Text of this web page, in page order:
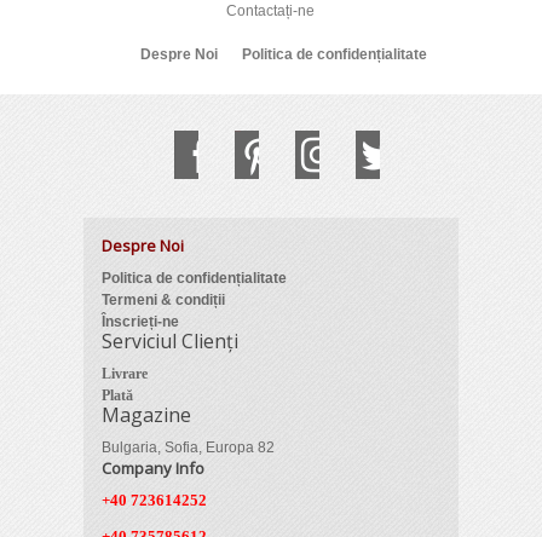
Contactați-ne
Despre Noi Politica de confidențialitate
Despre Noi
Politica de confidențialitate
Termeni & condiții
Înscrieți-ne
Serviciul Clienți
Livrare
Plată
Magazine
Bulgaria, Sofia, Europa 82
Company Info
+40 723614252